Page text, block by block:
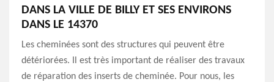
DANS LA VILLE DE BILLY ET SES ENVIRONS
DANS LE 14370
Les cheminées sont des structures qui peuvent être
détériorées. Il est très important de réaliser des travaux
de réparation des inserts de cheminée. Pour nous, les